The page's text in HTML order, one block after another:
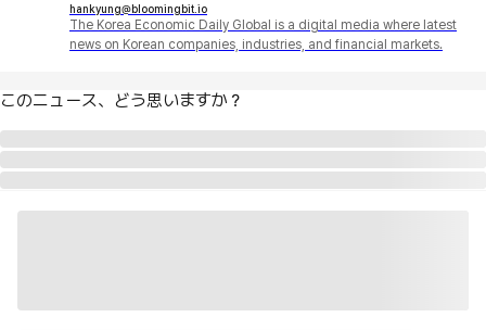
hankyung@bloomingbit.io
The Korea Economic Daily Global is a digital media where latest
news on Korean companies, industries, and financial markets.
このニュース、どう思いますか？